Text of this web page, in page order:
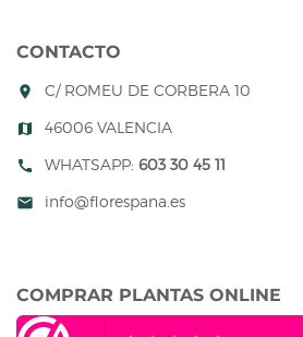
CONTACTO
room C/ ROMEU DE CORBERA 10
map 46006 VALENCIA
call WHATSAPP: 603 30 45 11
mail info@florespana.es
COMPRAR PLANTAS ONLINE